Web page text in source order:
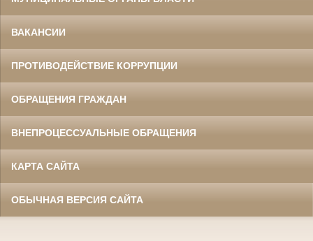
ВАКАНСИИ
ПРОТИВОДЕЙСТВИЕ КОРРУПЦИИ
ОБРАЩЕНИЯ ГРАЖДАН
ВНЕПРОЦЕССУАЛЬНЫЕ ОБРАЩЕНИЯ
КАРТА САЙТА
ОБЫЧНАЯ ВЕРСИЯ САЙТА